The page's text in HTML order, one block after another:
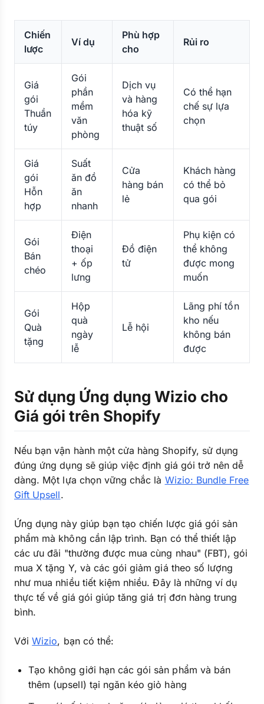
Chiến
lược
Ví dụ
Phù hợp
cho
Rủi ro
Giá
gói
Thuần
túy
Gói
phần
mềm
văn
phòng
Dịch vụ
và hàng
hóa kỹ
thuật số
Có thể hạn
chế sự lựa
chọn
Giá
gói
Hỗn
hợp
Suất
ăn đồ
ăn
nhanh
Cửa
hàng bán
lẻ
Khách hàng
có thể bỏ
qua gói
Gói
Bán
chéo
Điện
thoại
+ ốp
lưng
Đồ điện
tử
Phụ kiện có
thể không
được mong
muốn
Gói
Quà
tặng
Hộp
quà
ngày
lễ
Lễ hội
Lãng phí tồn
kho nếu
không bán
được
Sử dụng Ứng dụng Wizio cho
Giá gói trên Shopify
Nếu bạn vận hành một cửa hàng Shopify, sử dụng
đúng ứng dụng sẽ giúp việc định giá gói trở nên dễ
dàng. Một lựa chọn vững chắc là Wizio: Bundle Free
Gift Upsell.
Ứng dụng này giúp bạn tạo chiến lược giá gói sản
phẩm mà không cần lập trình. Bạn có thể thiết lập
các ưu đãi "thường được mua cùng nhau" (FBT), gói
mua X tặng Y, và các gói giảm giá theo số lượng
như mua nhiều tiết kiệm nhiều. Đây là những ví dụ
thực tế về giá gói giúp tăng giá trị đơn hàng trung
bình.
VớiWizio, bạn có thể:
Tạo không giới hạn các gói sản phẩm và bán
thêm (upsell) tại ngăn kéo giỏ hàng